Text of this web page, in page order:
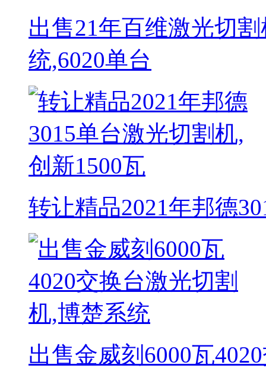
出售21年百维激光切
统,6020单台
转让精品2021年邦德
出售金威刻6000瓦